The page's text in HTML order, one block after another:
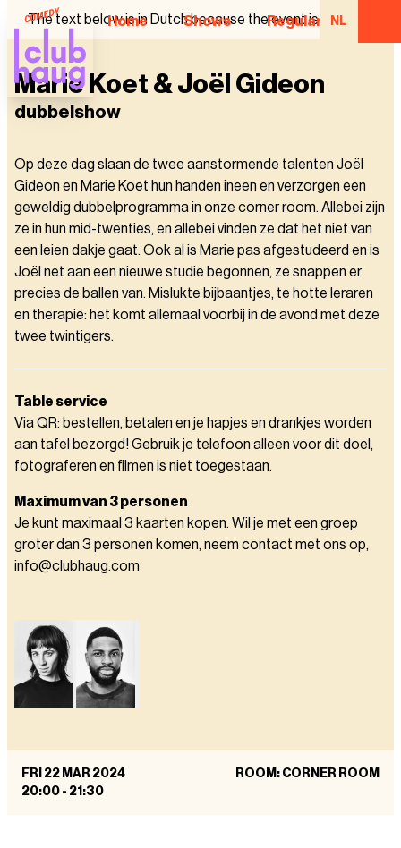
Home Shows Regular NL
The text below is in Dutch because the event is in Dutch.
Marie Koet & Joël Gideon
dubbelshow
Op deze dag slaan de twee aanstormende talenten Joël
Gideon en Marie Koet hun handen ineen en verzorgen een
geweldig dubbelprogramma in onze corner room. Allebei zijn
ze in hun mid-twenties, en allebei vinden ze dat het niet van
een leien dakje gaat. Ook al is Marie pas afgestudeerd en is
Joël net aan een nieuwe studie begonnen, ze snappen er
precies de ballen van. Mislukte bijbaantjes, te hotte leraren
en therapie: het komt allemaal voorbij in de avond met deze
twee twintigers.
Table service
Via QR: bestellen, betalen en je hapjes en drankjes worden
aan tafel bezorgd! Gebruik je telefoon alleen voor dit doel,
fotograferen en filmen is niet toegestaan.
Maximum van 3 personen
Je kunt maximaal 3 kaarten kopen. Wil je met een groep
groter dan 3 personen komen, neem contact met ons op,
info@clubhaug.com
FRI 22 MAR 2024
20:00 - 21:30
ROOM: CORNER ROOM